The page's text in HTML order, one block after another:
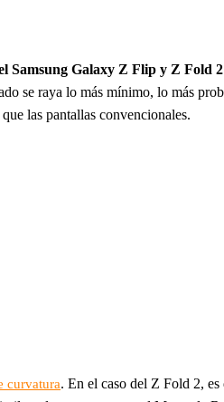
Samsung Galaxy Z Flip y Z Fold 2
se raya lo más mínimo, lo más
las pantallas convencionales.
curvatura. En el caso del Z Fold 2,